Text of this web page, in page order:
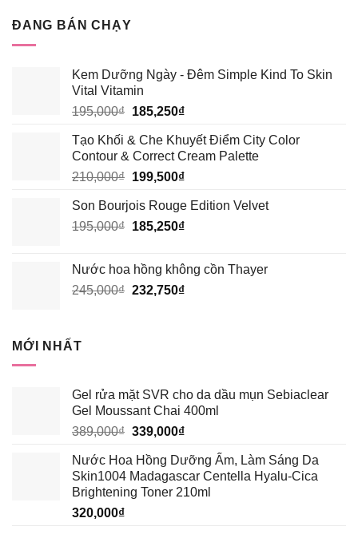
ĐANG BÁN CHẠY
Kem Dưỡng Ngày - Đêm Simple Kind To Skin
Vital Vitamin
195,000₫ Giá
là:
195,000₫.
185,250₫Giá
tại
là:
185,250₫.
Tạo Khối & Che Khuyết Điểm City Color
Contour & Correct Cream Palette
210,000₫ Giá
là:
210,000₫.
199,500₫Giá
tại
là:
Son Bourjois Rouge Edition Velvet
195,000₫ Giá
195,000₫.
185,250₫Giá
là:
185,250₫.
Nước hoa hồng không cồn Thayer
245,000₫ Giá
232,750₫Giá
MỚI NHẤT
Gel rửa mặt SVR cho da dầu mụn Sebiaclear
Gel Moussant Chai 400ml
389,000₫ Giá
là:
389,000₫.
339,000₫Giá
tại
là:
339,000₫.
Nước Hoa Hồng Dưỡng Ẩm, Làm Sáng Da
Skin1004 Madagascar Centella Hyalu-Cica
Brightening Toner 210ml
320,000₫